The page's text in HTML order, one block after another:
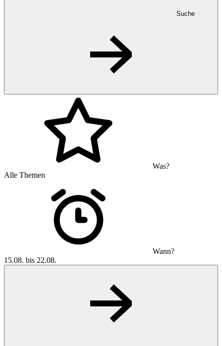
Suche
Was?
Alle Themen
Wann?
15.08. bis 22.08.